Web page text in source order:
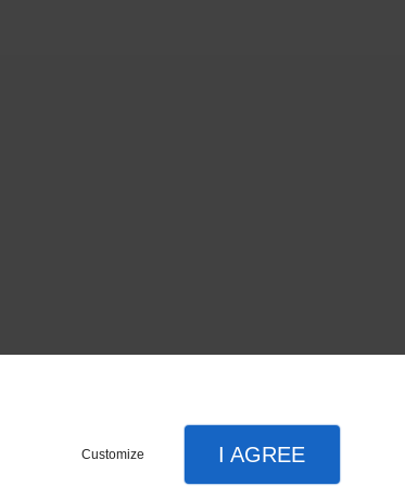
Customize I AGREE